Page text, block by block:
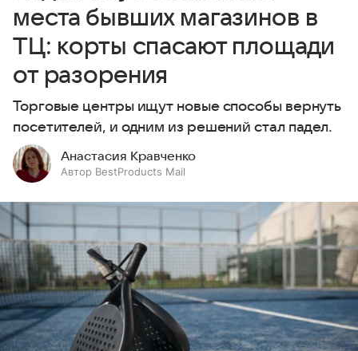
места бывших магазинов в
ТЦ: корты спасают площади
от разорения
Торговые центры ищут новые способы вернуть
посетителей, и одним из решений стал падел.
Анастасия Кравченко
Автор BestProducts Mail